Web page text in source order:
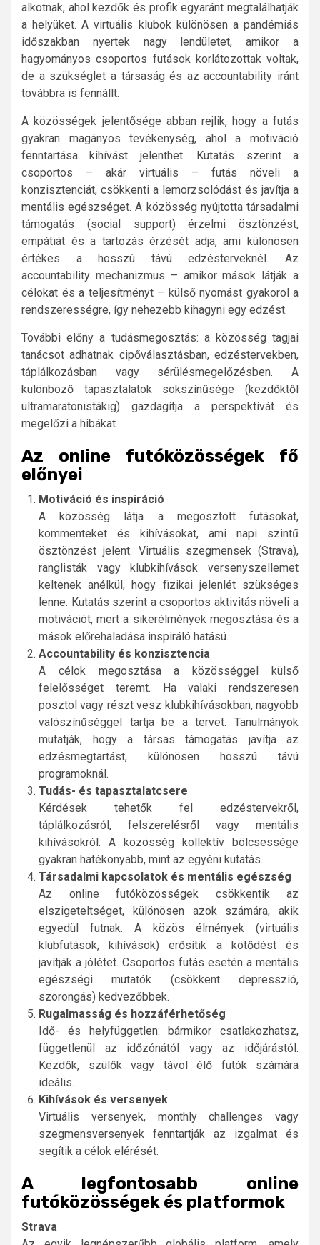
alkotnak, ahol kezdők és profik egyaránt megtalálhatják
a helyüket. A virtuális klubok különösen a pandémiás
időszakban nyertek nagy lendületet, amikor a
hagyományos csoportos futások korlátozottak voltak,
de a szükséglet a társaság és az accountability iránt
továbbra is fennállt.
A közösségek jelentősége abban rejlik, hogy a futás
gyakran magányos tevékenység, ahol a motiváció
fenntartása kihívást jelenthet. Kutatás szerint a
csoportos – akár virtuális – futás növeli a
konzisztenciát, csökkenti a lemorzsolódást és javítja a
mentális egészséget. A közösség nyújtotta társadalmi
támogatás (social support) érzelmi ösztönzést,
empátiát és a tartozás érzését adja, ami különösen
értékes a hosszú távú edzésterveknél. Az
accountability mechanizmus – amikor mások látják a
célokat és a teljesítményt – külső nyomást gyakorol a
rendszerességre, így nehezebb kihagyni egy edzést.
További előny a tudásmegosztás: a közösség tagjai
tanácsot adhatnak cipőválasztásban, edzéstervekben,
táplálkozásban vagy sérülésmegelőzésben. A
különböző tapasztalatok sokszínűsége (kezdőktől
ultramaratonistákig) gazdagítja a perspektívát és
megelőzi a hibákat.
Az online futóközösségek fő
előnyei
Motiváció és inspiráció
A közösség látja a megosztott futásokat,
kommenteket és kihívásokat, ami napi szintű
ösztönzést jelent. Virtuális szegmensek (Strava),
ranglisták vagy klubkihívások versenyszellemet
keltenek anélkül, hogy fizikai jelenlét szükséges
lenne. Kutatás szerint a csoportos aktivitás növeli a
motivációt, mert a sikerélmények megosztása és a
mások előrehaladása inspiráló hatású.
Accountability és konzisztencia
A célok megosztása a közösséggel külső
felelősséget teremt. Ha valaki rendszeresen
posztol vagy részt vesz klubkihívásokban, nagyobb
valószínűséggel tartja be a tervet. Tanulmányok
mutatják, hogy a társas támogatás javítja az
edzésmegtartást, különösen hosszú távú
programoknál.
Tudás- és tapasztalatcsere
Kérdések tehetők fel edzéstervekről,
táplálkozásról, felszerelésről vagy mentális
kihívásokról. A közösség kollektív bölcsessége
gyakran hatékonyabb, mint az egyéni kutatás.
Társadalmi kapcsolatok és mentális egészség
Az online futóközösségek csökkentik az
elszigeteltséget, különösen azok számára, akik
egyedül futnak. A közös élmények (virtuális
klubfutások, kihívások) erősítik a kötődést és
javítják a jólétet. Csoportos futás esetén a mentális
egészségi mutatók (csökkent depresszió,
szorongás) kedvezőbbek.
Rugalmasság és hozzáférhetőség
Idő- és helyfüggetlen: bármikor csatlakozhatsz,
függetlenül az időzónától vagy az időjárástól.
Kezdők, szülők vagy távol élő futók számára
ideális.
Kihívások és versenyek
Virtuális versenyek, monthly challenges vagy
szegmensversenyek fenntartják az izgalmat és
segítik a célok elérését.
A legfontosabb online
futóközösségek és platformok
Strava